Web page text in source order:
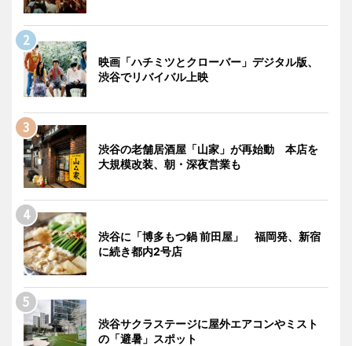
映画「ハチミツとクローバー」デジタル版、
渋谷でリバイバル上映
渋谷の老舗居酒屋「山家」が再始動 本店を
大規模改装、朝・深夜営業も
渋谷に「博多もつ鍋 前田屋」 福岡発、新宿
に続き都内2号店
渋谷サクラステージに屋外エアコンやミスト
の「避暑」スポット